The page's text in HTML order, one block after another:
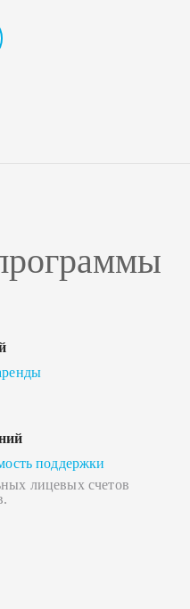
поддержки
лицевых счетов